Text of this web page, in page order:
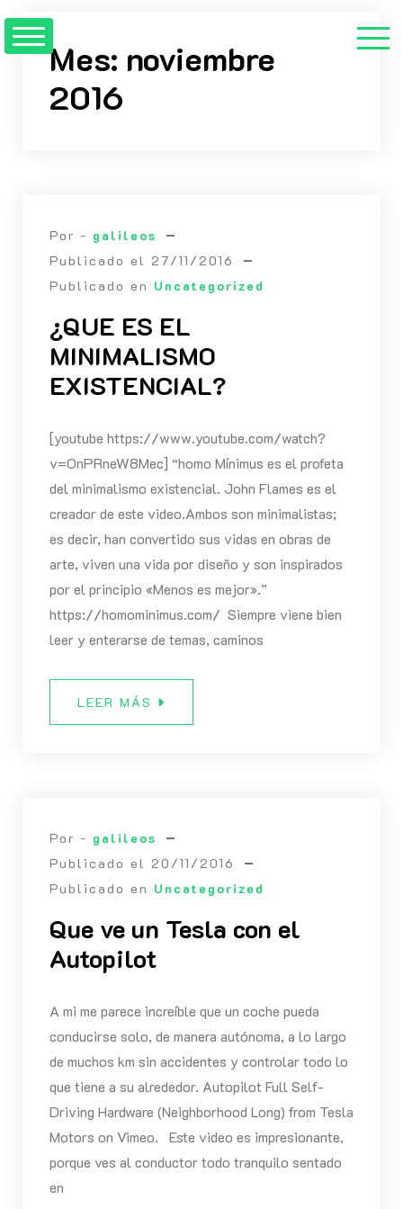
contenidoMes: noviembre
2016
Por - galileos
Publicado el 27/11/2016
Publicado en Uncategorized
¿QUE ES EL
MINIMALISMO
EXISTENCIAL?
[youtube https://www.youtube.com/watch?
v=OnPRneW8Mec] “homo Mínimus es el profeta
del minimalismo existencial. John Flames es el
creador de este video.Ambos son minimalistas;
es decir, han convertido sus vidas en obras de
arte, viven una vida por diseño y son inspirados
por el principio «Menos es mejor».”
https://homominimus.com/ Siempre viene bien
leer y enterarse de temas, caminos
LEER MÁS
Por - galileos
Publicado el 20/11/2016
Publicado en Uncategorized
Que ve un Tesla con el
Autopilot
A mi me parece increíble que un coche pueda
conducirse solo, de manera autónoma, a lo largo
de muchos km sin accidentes y controlar todo lo
que tiene a su alrededor. Autopilot Full Self-
Driving Hardware (Neighborhood Long) from Tesla
Motors on Vimeo. Este video es impresionante,
porque ves al conductor todo tranquilo sentado
en